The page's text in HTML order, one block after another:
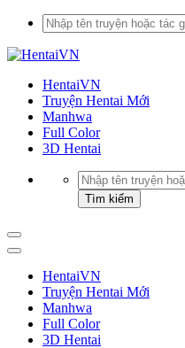
HentaiVN
Truyện Hentai Mới
Manhwa
Full Color
3D Hentai
HentaiVN
Truyện Hentai Mới
Manhwa
Full Color
3D Hentai